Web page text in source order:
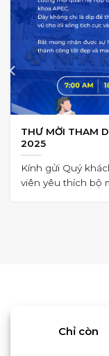
THƯ MỜI THAM
2025
Kính gửi Quý
viên yêu thích bộ
Chỉ còn